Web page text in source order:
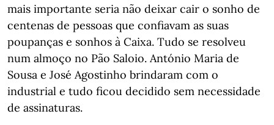
mais importante seria não deixar cair o sonho de
centenas de pessoas que confiavam as suas
poupanças e sonhos à Caixa. Tudo se resolveu
num almoço no Pão Saloio. António Maria de
Sousa e José Agostinho brindaram com o
industrial e tudo ficou decidido sem necessidade
de assinaturas.